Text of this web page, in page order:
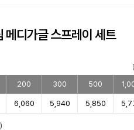
메디가글 스프레이 세트
200
300 500
6,060 5,940 5,850